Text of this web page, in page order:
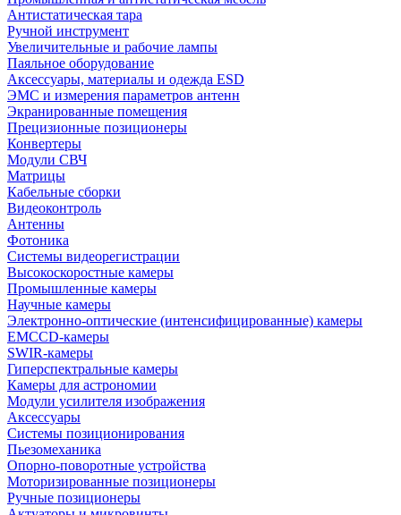
Антистатическая тара
Ручной инструмент
Увеличительные и рабочие лампы
Паяльное оборудование
Аксессуары, материалы и одежда ESD
ЭМС и измерения параметров антенн
Экранированные помещения
Прецизионные позиционеры
Конвертеры
Модули СВЧ
Матрицы
Кабельные сборки
Видеоконтроль
Антенны
Фотоника
Cистемы видеорегистрации
Высокоскоростные камеры
Промышленные камеры
Научные камеры
Электронно-оптические (интенсифицированные) камеры
EMCCD-камеры
SWIR-камеры
Гиперспектральные камеры
Камеры для астрономии
Модули усилителя изображения
Аксессуары
Системы позиционирования
Пьезомеханика
Опорно-поворотные устройства
Моторизированные позиционеры
Ручные позиционеры